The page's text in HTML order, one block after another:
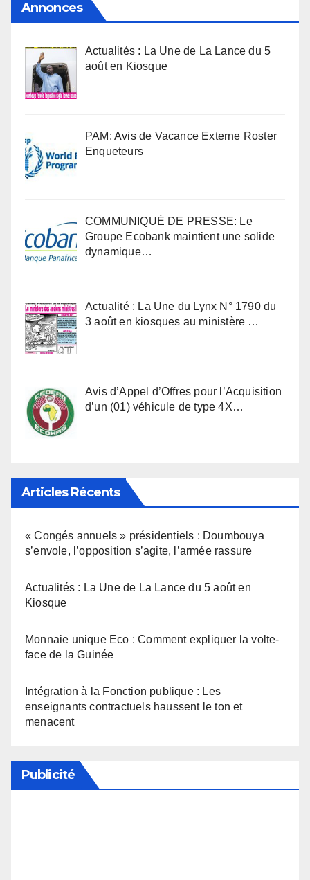
Annonces
Actualités : La Une de La Lance du 5
août en Kiosque
PAM: Avis de Vacance Externe Roster
Enqueteurs
COMMUNIQUÉ DE PRESSE: Le
Groupe Ecobank maintient une solide
dynamique…
Actualité : La Une du Lynx N° 1790 du
3 août en kiosques au ministère …
Avis d’Appel d’Offres pour l’Acquisition
d’un (01) véhicule de type 4X…
Articles Récents
« Congés annuels » présidentiels : Doumbouya
s’envole, l’opposition s’agite, l’armée rassure
Actualités : La Une de La Lance du 5 août en
Kiosque
Monnaie unique Eco : Comment expliquer la volte-
face de la Guinée
Intégration à la Fonction publique : Les
enseignants contractuels haussent le ton et
menacent
Publicité